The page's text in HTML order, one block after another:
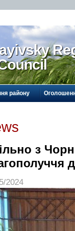
району
з
2024